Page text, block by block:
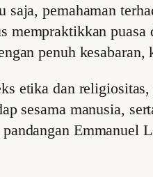
saja, pemahaman
mempraktikkan puasa
penuh
etika dan
sesama manusia,
Emmanuel